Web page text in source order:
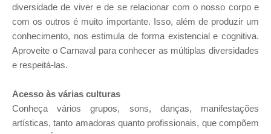
diversidade de viver e de se relacionar com o nosso corpo e
com os outros é muito importante. Isso, além de produzir um
conhecimento, nos estimula de forma existencial e cognitiva.
Aproveite o Carnaval para conhecer as múltiplas diversidades
e respeitá-las.
Acesso às várias culturas
Conheça vários grupos, sons, danças, manifestações
artísticas, tanto amadoras quanto profissionais, que compõem